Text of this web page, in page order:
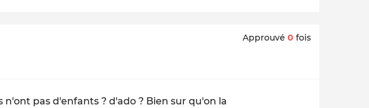
Approuvé 0 fois
n'ont pas d'enfants ? d'ado ? Bien sur qu'on la